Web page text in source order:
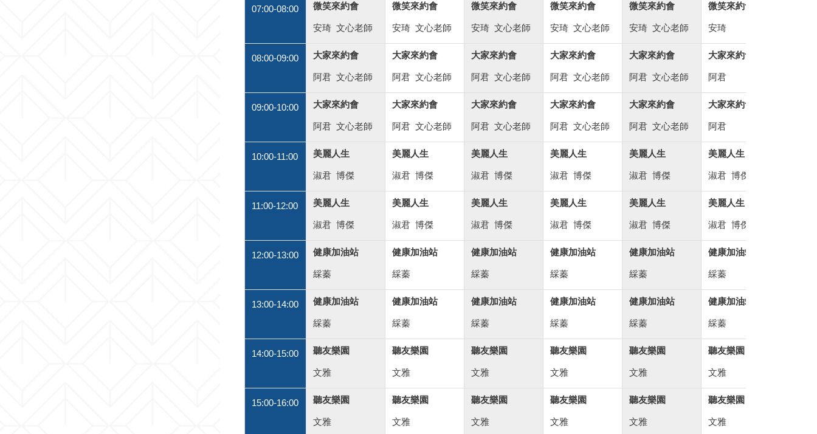
07:00-08:00 微笑來約會
安琦 文心老師
微笑來約會
安琦 文心老師
微笑來約會
安琦 文心老師
微笑來約會
安琦 文心老師
微笑來約會
安琦 文心老師
微笑來約會
安琦
08:00-09:00 大家來約會
阿君 文心老師
大家來約會
阿君 文心老師
大家來約會
阿君 文心老師
大家來約會
阿君 文心老師
大家來約會
阿君 文心老師
大家來約會
阿君
09:00-10:00 大家來約會
阿君 文心老師
大家來約會
阿君 文心老師
大家來約會
阿君 文心老師
大家來約會
阿君 文心老師
大家來約會
阿君 文心老師
大家來約會
阿君
10:00-11:00 美麗人生
淑君 博傑
美麗人生
淑君 博傑
美麗人生
淑君 博傑
美麗人生
淑君 博傑
美麗人生
淑君 博傑
美麗人生
淑君 博傑
11:00-12:00 美麗人生
淑君 博傑
美麗人生
淑君 博傑
美麗人生
淑君 博傑
美麗人生
淑君 博傑
美麗人生
淑君 博傑
美麗人生
淑君 博傑
12:00-13:00 健康加油站
綵蓁
健康加油站
綵蓁
健康加油站
綵蓁
健康加油站
綵蓁
健康加油站
綵蓁
健康加油站
綵蓁
13:00-14:00 健康加油站
綵蓁
健康加油站
綵蓁
健康加油站
綵蓁
健康加油站
綵蓁
健康加油站
綵蓁
健康加油站
綵蓁
14:00-15:00 聽友樂園
文雅
聽友樂園
文雅
聽友樂園
文雅
聽友樂園
文雅
聽友樂園
文雅
聽友樂園
文雅
15:00-16:00 聽友樂園
文雅
聽友樂園
文雅
聽友樂園
文雅
聽友樂園
文雅
聽友樂園
文雅
聽友樂園
文雅